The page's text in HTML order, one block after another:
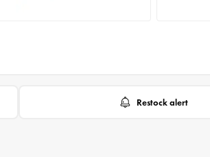
Restock alert